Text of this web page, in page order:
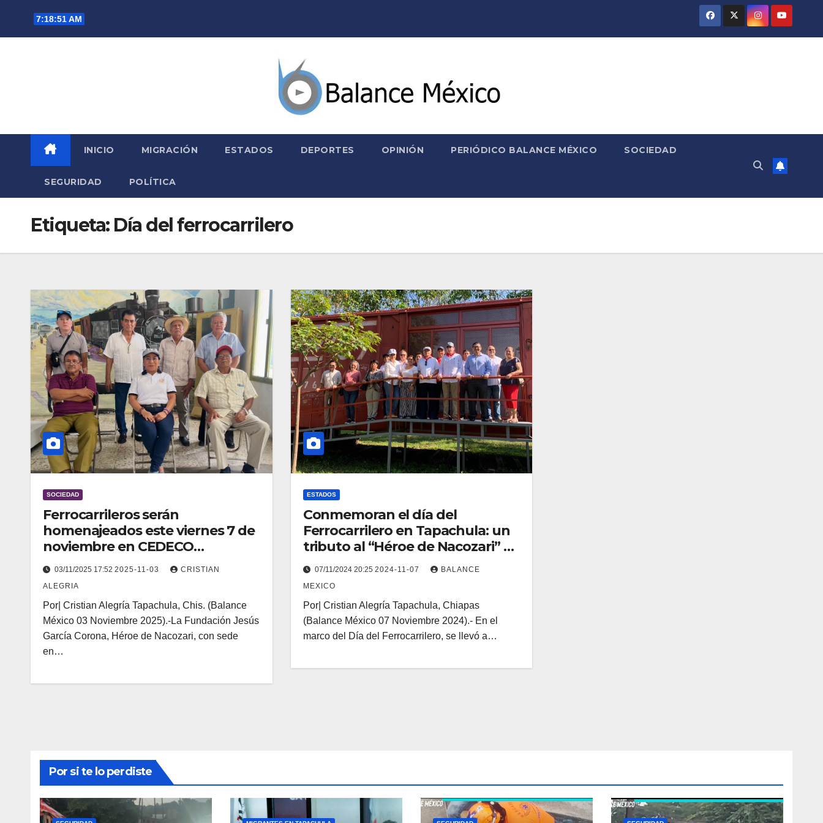
7:18:51 AM
INICIO MIGRACIÓN ESTADOS DEPORTES OPINIÓN PERIÓDICO BALANCE MÉXICO SOCIEDAD
SEGURIDAD POLÍTICA
Etiqueta: Día del ferrocarrilero
SOCIEDAD
Ferrocarrileros serán
homenajeados este viernes 7 de
noviembre en CEDECO
Tapachula
03/11/2025 17:52 2025-11-03
CRISTIAN
ALEGRIA
Por| Cristian Alegría Tapachula, Chis. (Balance
México 03 Noviembre 2025).-La Fundación Jesús
García Corona, Héroe de Nacozari, con sede
en…
ESTADOS
Conmemoran el día del
Ferrocarrilero en Tapachula: un
tributo al “Héroe de Nacozari” y
la esperanza en el tren
Interoceánico
07/11/2024 20:25 2024-11-07
BALANCE
MEXICO
Por| Cristian Alegría Tapachula, Chiapas
(Balance México 07 Noviembre 2024).- En el
marco del Día del Ferrocarrilero, se llevó a…
Por si te lo perdiste